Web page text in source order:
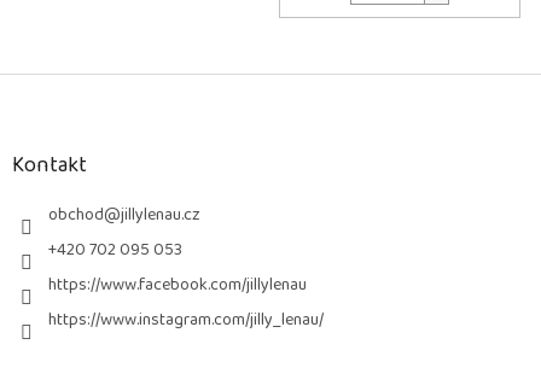
Z
Kontakt
obchod@jillylenau.cz
+420 702 095 053
https://www.facebook.com/jillylenau
https://www.instagram.com/jilly_lenau/